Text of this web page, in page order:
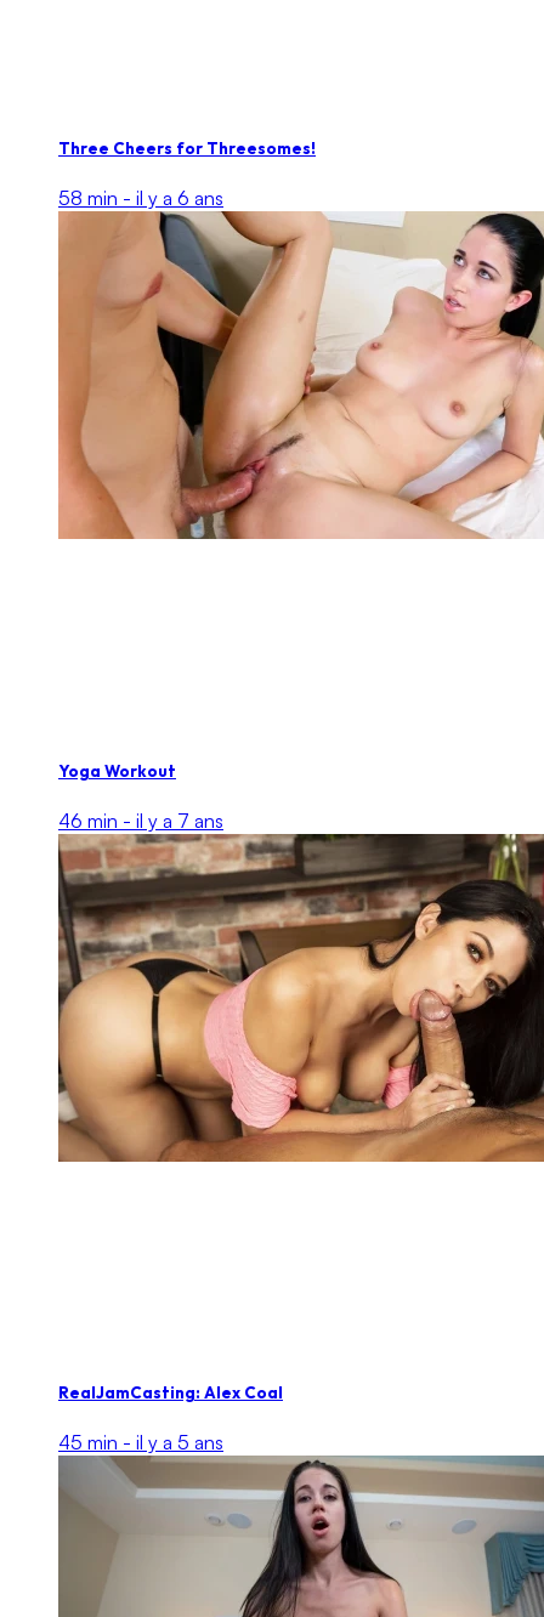
Three Cheers for Threesomes!
58 min - il y a 6 ans
Yoga Workout
46 min - il y a 7 ans
RealJamCasting: Alex Coal
45 min - il y a 5 ans